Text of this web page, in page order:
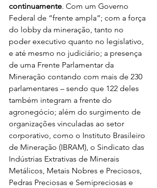
continuamente. Com um Governo
Federal de “frente ampla”; com a força
do lobby da mineração, tanto no
poder executivo quanto no legislativo,
e até mesmo no judiciário; a presença
de uma Frente Parlamentar da
Mineração contando com mais de 230
parlamentares – sendo que 122 deles
também integram a frente do
agronegócio; além do surgimento de
organizações vinculadas ao setor
corporativo, como o Instituto Brasileiro
de Mineração (IBRAM), o Sindicato das
Indústrias Extrativas de Minerais
Metálicos, Metais Nobres e Preciosos,
Pedras Preciosas e Semipreciosas e